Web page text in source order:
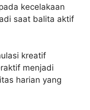
kecelakaan
saat balita aktif
kreatif
menjadi
harian yang